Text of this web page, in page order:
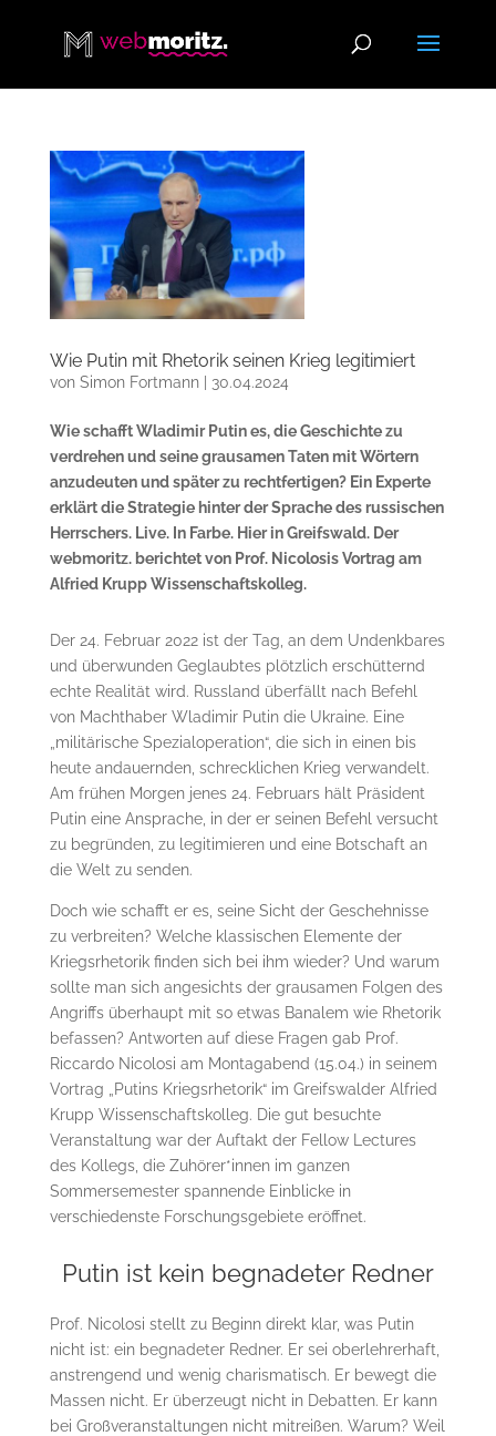
Wie Putin mit Rhetorik seinen Krieg legitimiert
von Simon Fortmann| 30.04.2024
Wie schafft Wladimir Putin es, die Geschichte zu
verdrehen und seine grausamen Taten mit Wörtern
anzudeuten und später zu rechtfertigen? Ein Experte
erklärt die Strategie hinter der Sprache des russischen
Herrschers. Live. In Farbe. Hier in Greifswald. Der
webmoritz. berichtet von Prof. Nicolosis Vortrag am
Alfried Krupp Wissenschaftskolleg.
Der 24. Februar 2022 ist der Tag, an dem Undenkbares
und überwunden Geglaubtes plötzlich erschütternd
echte Realität wird. Russland überfällt nach Befehl
von Machthaber Wladimir Putin die Ukraine. Eine
„militärische Spezialoperation“, die sich in einen bis
heute andauernden, schrecklichen Krieg verwandelt.
Am frühen Morgen jenes 24. Februars hält Präsident
Putin eine Ansprache, in der er seinen Befehl versucht
zu begründen, zu legitimieren und eine Botschaft an
die Welt zu senden.
Doch wie schafft er es, seine Sicht der Geschehnisse
zu verbreiten? Welche klassischen Elemente der
Kriegsrhetorik finden sich bei ihm wieder? Und warum
sollte man sich angesichts der grausamen Folgen des
Angriffs überhaupt mit so etwas Banalem wie Rhetorik
befassen? Antworten auf diese Fragen gab Prof.
Riccardo Nicolosi am Montagabend (15.04.) in seinem
Vortrag „Putins Kriegsrhetorik“ im Greifswalder Alfried
Krupp Wissenschaftskolleg. Die gut besuchte
Veranstaltung war der Auftakt der Fellow Lectures
des Kollegs, die Zuhörer*innen im ganzen
Sommersemester spannende Einblicke in
verschiedenste Forschungsgebiete eröffnet.
Putin ist kein begnadeter Redner
Prof. Nicolosi stellt zu Beginn direkt klar, was Putin
nicht ist: ein begnadeter Redner. Er sei oberlehrerhaft,
anstrengend und wenig charismatisch. Er bewegt die
Massen nicht. Er überzeugt nicht in Debatten. Er kann
bei Großveranstaltungen nicht mitreißen. Warum? Weil